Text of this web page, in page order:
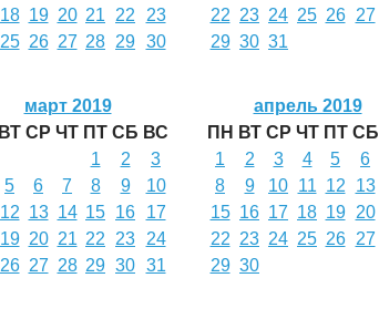
18 19 20 21 22
23
25 26 27 28 29 30
22 23 24 25 26 27
29 30 31
март 2019
ВТ СР ЧТ ПТ СБ ВС
1
2
3
5 6 7 8 9
10
12 13 14 15 16
17
19 20 21 22 23
24
26 27 28 29 30 31
апрель 2019
ПН ВТ СР ЧТ ПТ СБ
1
2 3 4 5 6
8
9 10 11 12 13
15 16 17 18 19 20
22 23 24 25 26 27
29 30